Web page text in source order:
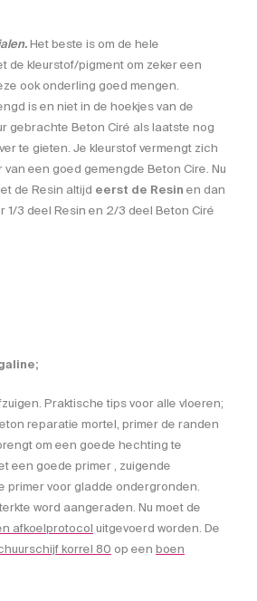
Het beste is om de hele
de kleurstof/pigment om zeker een
ook onderling goed mengen.
is en niet in de hoekjes van de
gebrachte Beton Ciré als laatste nog
te gieten. Je kleurstof vermengt zich
een goed gemengde Beton Cire. Nu
de Resin altijd eerst de Resin en dan
3 deel Resin en 2/3 deel Beton Ciré
Praktische tips voor alle vloeren;
reparatie mortel, primer de randen
om een goede hechting te
een goede primer , zuigende
primer voor gladde ondergronden.
word aangeraden. Nu moet de
afkoelprotocol uitgevoerd worden. De
korrel 80 op een boen